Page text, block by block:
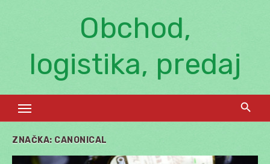
Obchod,
logistika, predaj
ZNAČKA: CANONICAL